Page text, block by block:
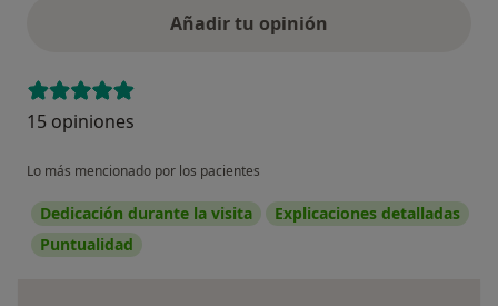
Añadir tu opinión
15 opiniones
Lo más mencionado por los pacientes
Dedicación durante la visita
Explicaciones detalladas
Puntualidad